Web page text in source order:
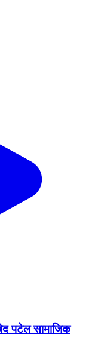
उबेद पटेल सामाजिक